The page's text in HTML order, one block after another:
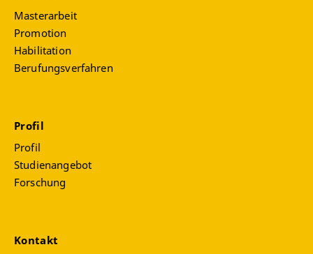
Masterarbeit
Promotion
Habilitation
Berufungsverfahren
Profil
Profil
Studienangebot
Forschung
Kontakt